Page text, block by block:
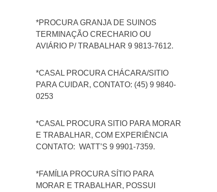
*PROCURA GRANJA DE SUINOS
TERMINAÇÃO CRECHARIO OU
AVIÁRIO P/ TRABALHAR 9 9813-7612.
*CASAL PROCURA CHÁCARA/SITIO
PARA CUIDAR, CONTATO: (45) 9 9840-
0253
*CASAL PROCURA SITIO PARA MORAR
E TRABALHAR, COM EXPERIÊNCIA
CONTATO: WATT’S 9 9901-7359.
*FAMÍLIA PROCURA SÍTIO PARA
MORAR E TRABALHAR, POSSUI